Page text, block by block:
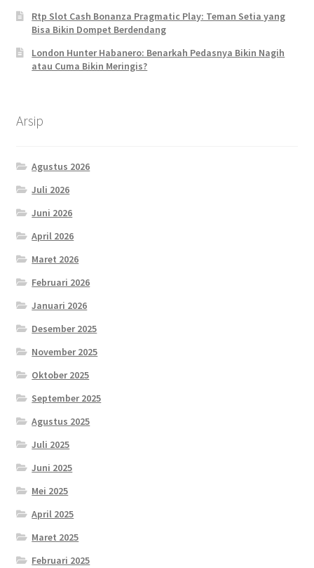
Rtp Slot Cash Bonanza Pragmatic Play: Teman Setia yang
Bisa Bikin Dompet Berdendang
London Hunter Habanero: Benarkah Pedasnya Bikin Nagih
atau Cuma Bikin Meringis?
Arsip
Agustus 2026
Juli 2026
Juni 2026
April 2026
Maret 2026
Februari 2026
Januari 2026
Desember 2025
November 2025
Oktober 2025
September 2025
Agustus 2025
Juli 2025
Juni 2025
Mei 2025
April 2025
Maret 2025
Februari 2025